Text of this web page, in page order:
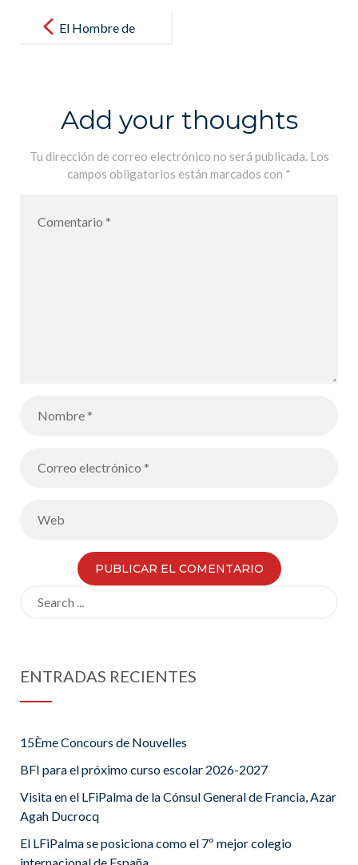
navigationEl Hombre de
Add your thoughts
Tu dirección de correo electrónico no será publicada. Los
campos obligatorios están marcados con *
ENTRADAS RECIENTES
15Ème Concours de Nouvelles
BFI para el próximo curso escolar 2026-2027
Visita en el LFiPalma de la Cónsul General de Francia, Azar
Agah Ducrocq
El LFiPalma se posiciona como el 7º mejor colegio